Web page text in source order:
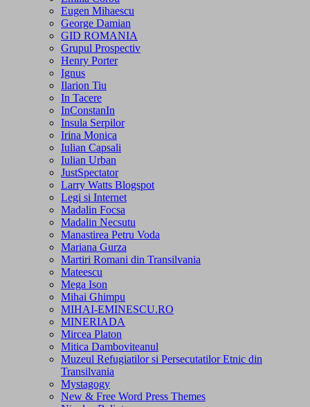
Eugen Mihaescu
George Damian
GID ROMANIA
Grupul Prospectiv
Henry Porter
Ignus
Ilarion Tiu
In Tacere
InConstanIn
Insula Serpilor
Irina Monica
Iulian Capsali
Iulian Urban
JustSpectator
Larry Watts Blogspot
Legi si Internet
Madalin Focsa
Madalin Necsutu
Manastirea Petru Voda
Mariana Gurza
Martiri Romani din Transilvania
Mateescu
Mega Ison
Mihai Ghimpu
MIHAI-EMINESCU.RO
MINERIADA
Mircea Platon
Mitica Damboviteanul
Muzeul Refugiatilor si Persecutatilor Etnic din
Transilvania
Mystagogy
New & Free Word Press Themes